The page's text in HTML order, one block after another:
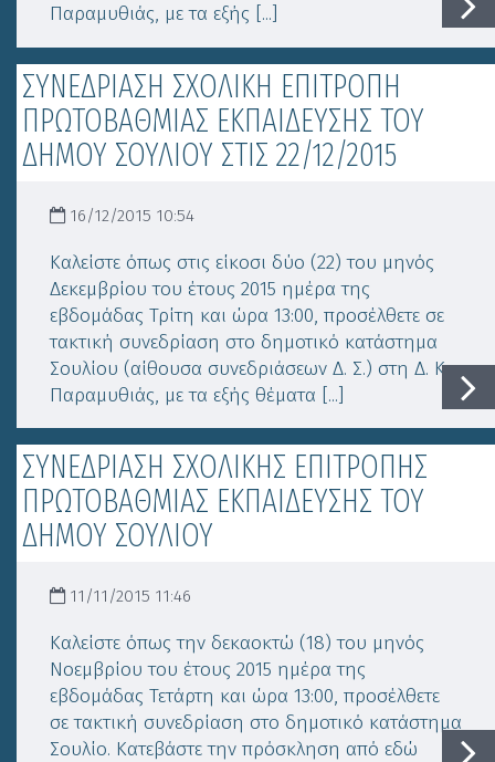
Παραμυθιάς, με τα εξής [...]
ΣΥΝΕΔΡΙΑΣΗ ΣΧΟΛΙΚΗ ΕΠΙΤΡΟΠΗ
ΠΡΩΤΟΒΑΘΜΙΑΣ ΕΚΠΑΙΔΕΥΣΗΣ ΤΟΥ
ΔΗΜΟΥ ΣΟΥΛΙΟΥ ΣΤΙΣ 22/12/2015
16/12/2015 10:54
Καλείστε όπως στις είκοσι δύο (22) του μηνός
Δεκεμβρίου του έτους 2015 ημέρα της
εβδομάδας Τρίτη και ώρα 13:00, προσέλθετε σε
τακτική συνεδρίαση στο δημοτικό κατάστημα
Σουλίου (αίθουσα συνεδριάσεων Δ. Σ.) στη Δ. Κ.
Παραμυθιάς, με τα εξής θέματα [...]
ΣΥΝΕΔΡΙΑΣΗ ΣΧΟΛΙΚΗΣ ΕΠΙΤΡΟΠΗΣ
ΠΡΩΤΟΒΑΘΜΙΑΣ ΕΚΠΑΙΔΕΥΣΗΣ ΤΟΥ
ΔΗΜΟΥ ΣΟΥΛΙΟΥ
11/11/2015 11:46
Καλείστε όπως την δεκαοκτώ (18) του μηνός
Νοεμβρίου του έτους 2015 ημέρα της
εβδομάδας Τετάρτη και ώρα 13:00, προσέλθετε
σε τακτική συνεδρίαση στο δημοτικό κατάστημα
Σουλίο. Κατεβάστε την πρόσκληση από εδώ